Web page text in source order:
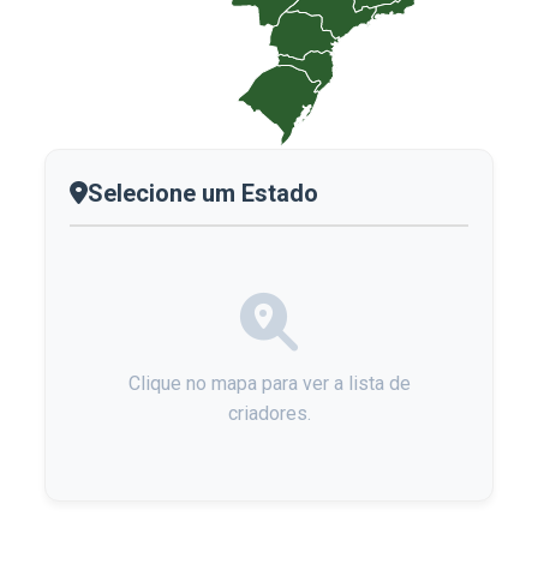
Selecione um Estado
Clique no mapa para ver a lista de
criadores.